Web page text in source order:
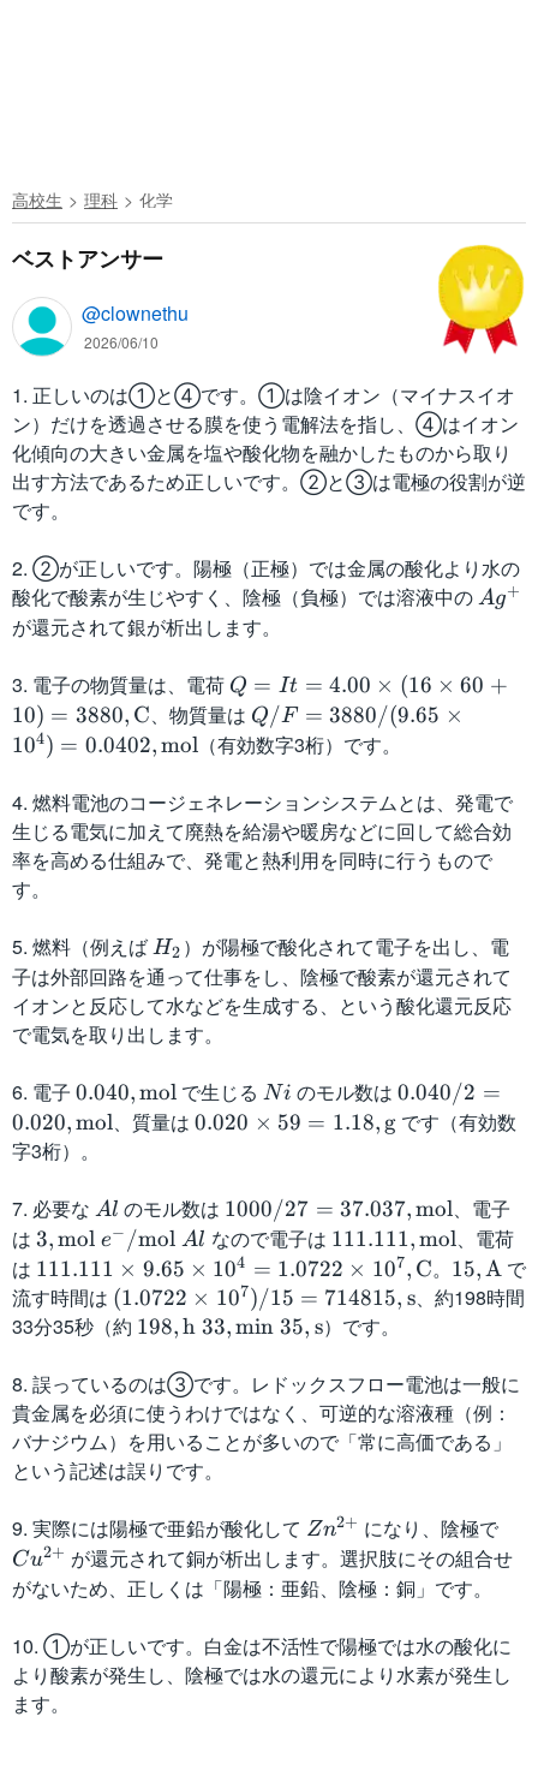
高校生 理科 化学
ベストアンサー
@clownethu
2026/06/10
1. 正しいのは①と④です。①は陰イオン（マイナスイオ
ン）だけを透過させる膜を使う電解法を指し、④はイオン
化傾向の大きい金属を塩や酸化物を融かしたものから取り
出す方法であるため正しいです。②と③は電極の役割が逆
です。
2. ②が正しいです。陽極（正極）では金属の酸化より水の
酸化で酸素が生じやすく、陰極（負極）では溶液中の A
+
Ag+
が還元されて銀が析出します。
3. 電子の物質量は、電荷 Q
=
It
0
0
\
m
es
(
1
ti
m
0
+
1
0
)
3
8
8
0,
a
t
h
m
{
Q = It = 4.00 × (16 × 60 +
10) = 3880, C、物質量は Q
/
=
3
8
/
(
9.
6
ti
m
0
^
{
4
}
=
0.
0
4
2,
\
m
a
h
r
Q/F = 3880/(9.65 ×
104) = 0.0402,mol（有効数字3桁）です。
4. 燃料電池のコージェネレーションシステムとは、発電で
生じる電気に加えて廃熱を給湯や暖房などに回して総合効
率を高める仕組みで、発電と熱利用を同時に行うもので
す。
5. 燃料（例えば H
_
2
H2 ）が陽極で酸化されて電子を出し、電
子は外部回路を通って仕事をし、陰極で酸素が還元されて
イオンと反応して水などを生成する、という酸化還元反応
で電気を取り出します。
6. 電子 0.
0
\
m
a
t
h
r
{
m
ol
}
0.040,mol で生じるN
i
Ni のモル数は0.
0
/
2
=
0.
0
\
m
a
r
m
{
ol
}
0.040/2 =
0.020,mol、質量は0.
0
\
ti
m
es
5
=
1.
1
8,
m
a
t
m
0.020 × 59 = 1.18, g です（有効数
字3桁）。
7. 必要な A
Al のモル数は 1
0
0
0
/
2
7
=
3
7.
7,
\
m
t
h
1000/27 = 37.037,mol、電子
は 3,
\
m
a
h
r
m
{
m
ol
}
\
e
/
\
m
3,mol e− /mol Al なので電子は 1
1
1.
1,
\
m
a
h
r
m
{
ol
}
111.111,mol、電荷
は 1
1
1.
1
1
\
ti
es
9.
6
5
ti
m
es
111.111 × 9.65 × 104 = 1.0722 × 107, C。 1
5,
a
t
h
{
A
}
15,Aで
流す時間は (
1.
7
2
2
\
ti
m
es
1
0
{
7
(1.0722 × 107)/15 = 714815, s、約198時間
33分35秒（約 1
8,
\
m
a
h
r
m
{
}
\
198,h 33, min 35, s）です。
8. 誤っているのは③です。レドックスフロー電池は一般に
貴金属を必須に使うわけではなく、可逆的な溶液種（例：
バナジウム）を用いることが多いので「常に高価である」
という記述は誤りです。
9. 実際には陽極で亜鉛が酸化して Z
n
^
2
+
}
Zn2+ になり、陰極で
u
2
}
Cu2+ が還元されて銅が析出します。選択肢にその組合せ
がないため、正しくは「陽極：亜鉛、陰極：銅」です。
10. ①が正しいです。白金は不活性で陽極では水の酸化に
より酸素が発生し、陰極では水の還元により水素が発生し
ます。